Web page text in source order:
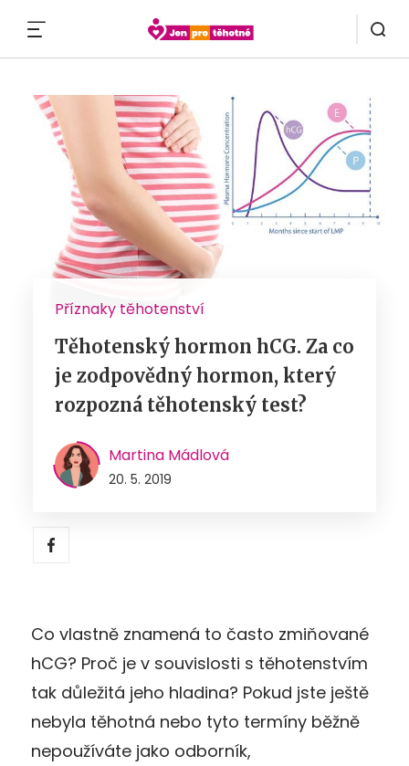
Příznaky těhotenství
Těhotenský hormon hCG. Za co
je zodpovědný hormon, který
rozpozná těhotenský test?
Martina Mádlová
20. 5. 2019
Co vlastně znamená to často zmiňované
hCG? Proč je v souvislosti s těhotenstvím
tak důležitá jeho hladina? Pokud jste ještě
nebyla těhotná nebo tyto termíny běžně
nepoužíváte jako odborník,